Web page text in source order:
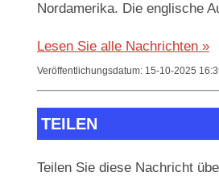
Nordamerika. Die englische
Lesen Sie alle Nachrichten »
Veröffentlichungsdatum: 15-10-2025
TEILEN
Teilen Sie diese Nachricht